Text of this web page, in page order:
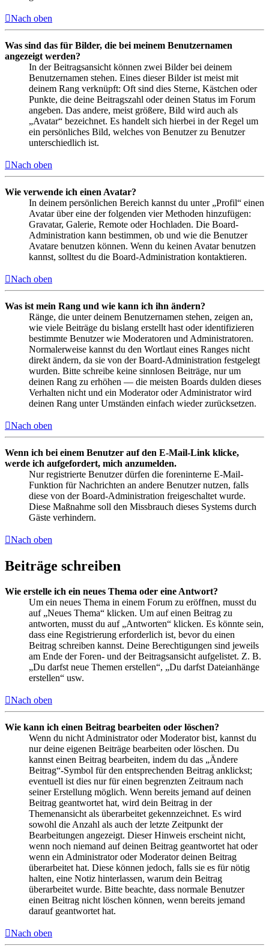
Nach oben
Was sind das für Bilder, die bei meinem Benutzernamen
angezeigt werden?
In der Beitragsansicht können zwei Bilder bei deinem
Benutzernamen stehen. Eines dieser Bilder ist meist mit
deinem Rang verknüpft: Oft sind dies Sterne, Kästchen oder
Punkte, die deine Beitragszahl oder deinen Status im Forum
angeben. Das andere, meist größere, Bild wird auch als
„Avatar“ bezeichnet. Es handelt sich hierbei in der Regel um
ein persönliches Bild, welches von Benutzer zu Benutzer
unterschiedlich ist.
Nach oben
Wie verwende ich einen Avatar?
In deinem persönlichen Bereich kannst du unter „Profil“ einen
Avatar über eine der folgenden vier Methoden hinzufügen:
Gravatar, Galerie, Remote oder Hochladen. Die Board-
Administration kann bestimmen, ob und wie die Benutzer
Avatare benutzen können. Wenn du keinen Avatar benutzen
kannst, solltest du die Board-Administration kontaktieren.
Nach oben
Was ist mein Rang und wie kann ich ihn ändern?
Ränge, die unter deinem Benutzernamen stehen, zeigen an,
wie viele Beiträge du bislang erstellt hast oder identifizieren
bestimmte Benutzer wie Moderatoren und Administratoren.
Normalerweise kannst du den Wortlaut eines Ranges nicht
direkt ändern, da sie von der Board-Administration festgelegt
wurden. Bitte schreibe keine sinnlosen Beiträge, nur um
deinen Rang zu erhöhen — die meisten Boards dulden dieses
Verhalten nicht und ein Moderator oder Administrator wird
deinen Rang unter Umständen einfach wieder zurücksetzen.
Nach oben
Wenn ich bei einem Benutzer auf den E-Mail-Link klicke,
werde ich aufgefordert, mich anzumelden.
Nur registrierte Benutzer dürfen die foreninterne E-Mail-
Funktion für Nachrichten an andere Benutzer nutzen, falls
diese von der Board-Administration freigeschaltet wurde.
Diese Maßnahme soll den Missbrauch dieses Systems durch
Gäste verhindern.
Nach oben
Beiträge schreiben
Wie erstelle ich ein neues Thema oder eine Antwort?
Um ein neues Thema in einem Forum zu eröffnen, musst du
auf „Neues Thema“ klicken. Um auf einen Beitrag zu
antworten, musst du auf „Antworten“ klicken. Es könnte sein,
dass eine Registrierung erforderlich ist, bevor du einen
Beitrag schreiben kannst. Deine Berechtigungen sind jeweils
am Ende der Foren- und der Beitragsansicht aufgelistet. Z. B.
„Du darfst neue Themen erstellen“, „Du darfst Dateianhänge
erstellen“ usw.
Nach oben
Wie kann ich einen Beitrag bearbeiten oder löschen?
Wenn du nicht Administrator oder Moderator bist, kannst du
nur deine eigenen Beiträge bearbeiten oder löschen. Du
kannst einen Beitrag bearbeiten, indem du das „Ändere
Beitrag“-Symbol für den entsprechenden Beitrag anklickst;
eventuell ist dies nur für einen begrenzten Zeitraum nach
seiner Erstellung möglich. Wenn bereits jemand auf deinen
Beitrag geantwortet hat, wird dein Beitrag in der
Themenansicht als überarbeitet gekennzeichnet. Es wird
sowohl die Anzahl als auch der letzte Zeitpunkt der
Bearbeitungen angezeigt. Dieser Hinweis erscheint nicht,
wenn noch niemand auf deinen Beitrag geantwortet hat oder
wenn ein Administrator oder Moderator deinen Beitrag
überarbeitet hat. Diese können jedoch, falls sie es für nötig
halten, eine Notiz hinterlassen, warum dein Beitrag
überarbeitet wurde. Bitte beachte, dass normale Benutzer
einen Beitrag nicht löschen können, wenn bereits jemand
darauf geantwortet hat.
Nach oben